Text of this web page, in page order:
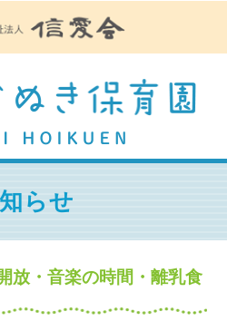
らせ
放・音楽の時間・離乳食